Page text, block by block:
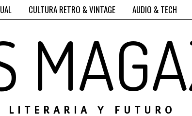
CULTURA RETRO & VINTAGE AUDIO & TECH
LITERARIA Y FUTURO